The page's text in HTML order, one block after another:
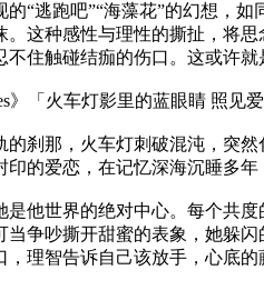
的“逃跑吧”“海藻花”的幻想，
。这种感性与理性的撕扯，将
不住触碰结痂的伤口。这或许
》「火车灯影里的蓝眼睛 照见
的刹那，火车灯刺破混沌，突
印的爱恋，在记忆深海沉睡多
是他世界的绝对中心。每个共
当争吵撕开甜蜜的表象，她躲
，理智告诉自己该放手，心底的